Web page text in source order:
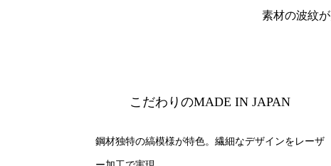
素材の波紋
こだわりのMADE IN JAPAN
鋼材独特の縞模様が特色。繊細なデザインをレーザ